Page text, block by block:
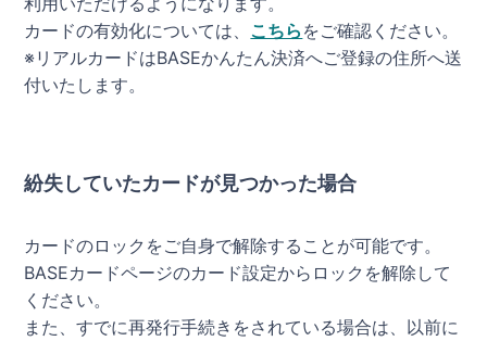
カードの有効化については、 こちら をご確認ください。
※リアルカードはBASEかんたん決済へご登録の住所へ送
付いたします。
紛失していたカードが見つかった場合
カードのロックをご自身で解除することが可能です。
BASEカードページのカード設定からロックを解除して
ください。
また、すでに再発行手続きをされている場合は、以前に